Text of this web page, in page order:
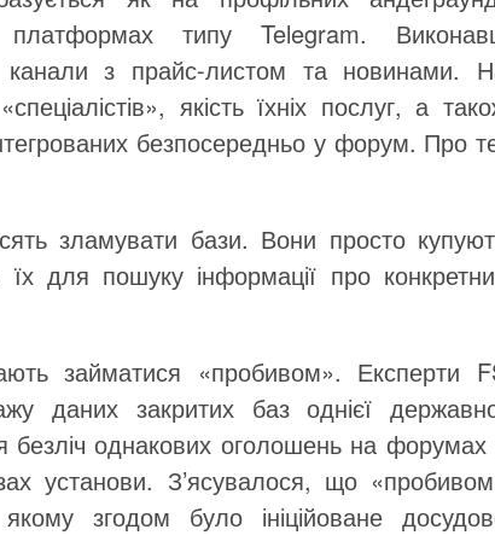
типу Telegram.
канали з прайс-листом та новинами.
якість їхніх послуг, а
безпосередньо у форум. Про
зламувати бази. Вони просто
для пошуку інформації про
займатися «пробивом». Експерти
даних закритих баз однієї
безліч однакових оголошень на форумах
установи. З’ясувалося, що
згодом було ініційоване